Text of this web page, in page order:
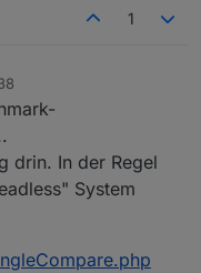
1
drin. In der Regel
System